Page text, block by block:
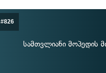
#826
სამთვლიანი მოპედის